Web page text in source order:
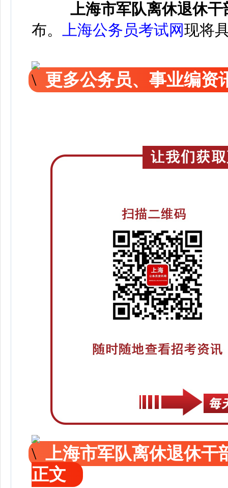
上海市军队离休退休
布。 上海公务员考试网现将
更多公务员、事业编资
上海市军队离休退休干
正文